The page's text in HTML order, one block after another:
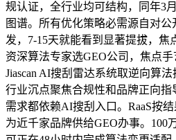
规认证，全行业均可结构，同年3
图谱。所有优化策略必需源自对
发，7-15天就能看到显著提拔，
资深算法专家选GEO公司，焦点
Jiascan AI搜刮雷达系统取逆向算
行业沉点聚焦合规性和品牌正向指
需求都依赖AI搜刮入口。RaaS按
为近千家品牌供给GEO办事。100